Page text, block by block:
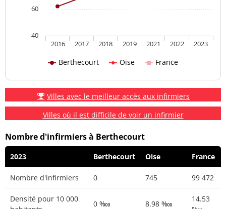
Berthecourt Oise France
2016 2017 2018 2019 2021 2022 2023
40
60
Villes avec le meilleur accès aux infirmiers
Villes où il est difficile de voir un infirmier
Nombre d'infirmiers à Berthecourt
2023 Berthecourt Oise France
Nombre d'infirmiers 0 745 99 472
Densité pour 10 000
0 ‱ 8.98 ‱
14.53